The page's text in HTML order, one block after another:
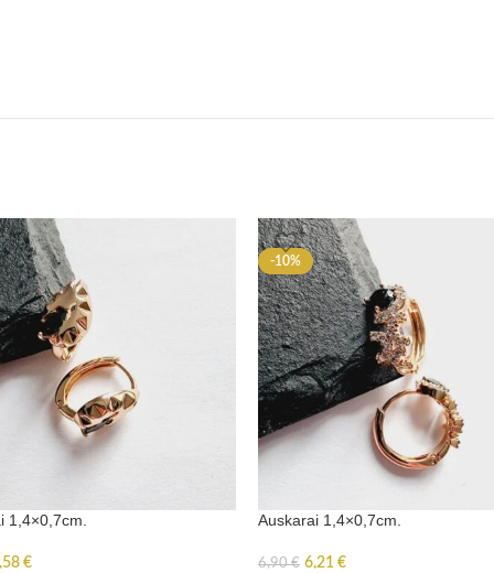
1,4×0,7cm.
€
-10%
Auskarai 1,4×0,7cm.
6,90€ 6,21 €